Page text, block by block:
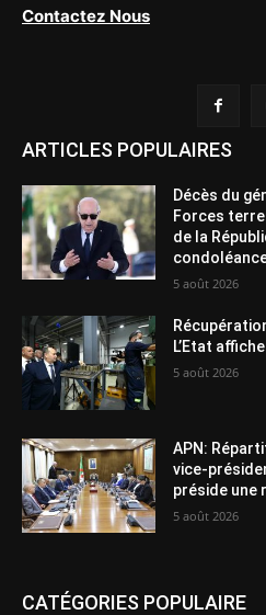
Contactez Nous
ARTICLES POPULAIRES
Décès du
Forces
de la
5 août 2026
L’Etat
5 août 2026
APN:
vice-
préside une
5 août 2026
CATÉGORIES POPULAIRE